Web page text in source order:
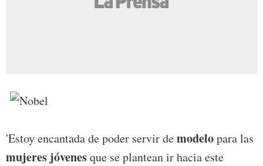
'Estoy encantada de poder servir demodelopara las
mujeres jóvenesque se plantean ir hacia este